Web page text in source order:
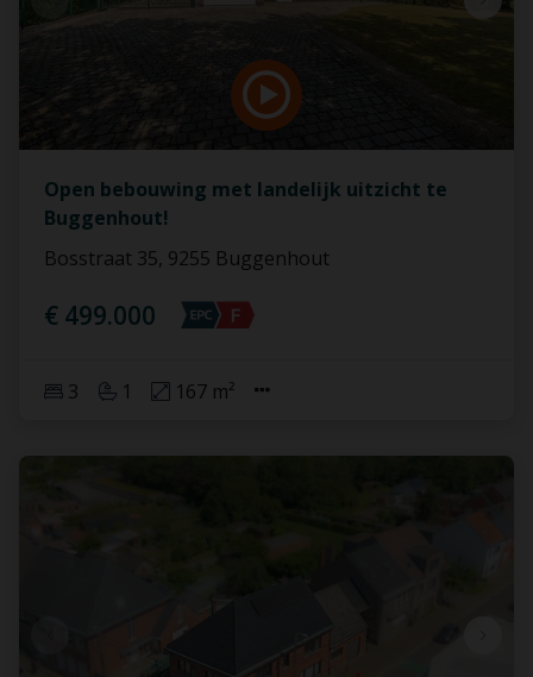
Open bebouwing met landelijk uitzicht te
Buggenhout!
Bosstraat 35, 9255 Buggenhout
€ 499.000
3 1 167 m²